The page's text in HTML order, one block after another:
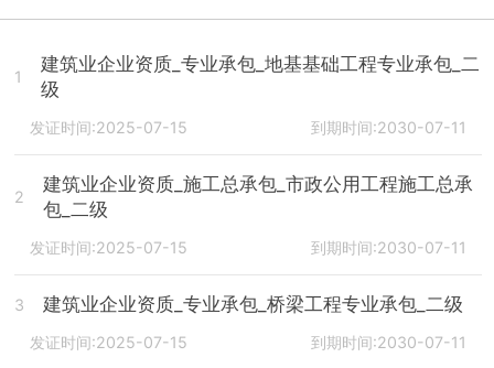
1
建筑业企业资质_专业承包_地基基础工程专业承包_二
级
发证时间:2025-07-15 到期时间:2030-07-11
2
建筑业企业资质_施工总承包_市政公用工程施工总承
包_二级
发证时间:2025-07-15 到期时间:2030-07-11
3 建筑业企业资质_专业承包_桥梁工程专业承包_二级
发证时间:2025-07-15 到期时间:2030-07-11